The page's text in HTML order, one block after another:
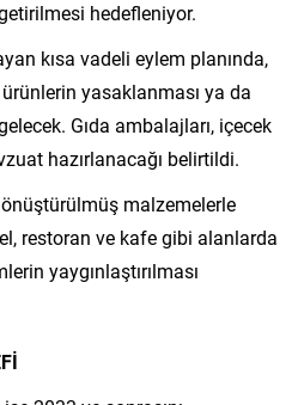
hedefleniyor.
kısa vadeli eylem planında,
yasaklanması ya da
Gıda ambalajları, içecek
hazırlanacağı belirtildi.
malzemelerle
restoran ve kafe gibi alanlarda
yaygınlaştırılması